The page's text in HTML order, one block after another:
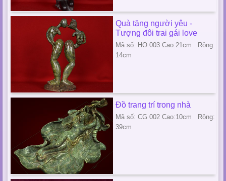
Quà tặng người yêu -
Tượng đôi trai gái love
Mã số: HO 003 Cao:21cm Rộng:
14cm
Đồ trang trí trong nhà
Mã số: CG 002 Cao:10cm Rộng:
39cm